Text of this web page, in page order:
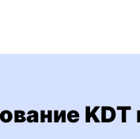
KDT